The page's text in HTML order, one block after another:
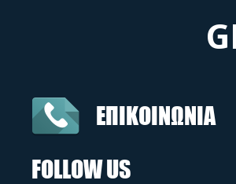
ΕΠΙΚΟΙΝΩΝΙΑ
FOLLOW US